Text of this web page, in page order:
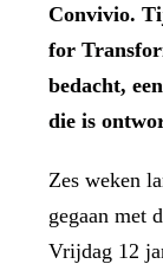
Convivio.
for
bedacht,
die is
Zes weken
gegaan met
Vrijdag 12